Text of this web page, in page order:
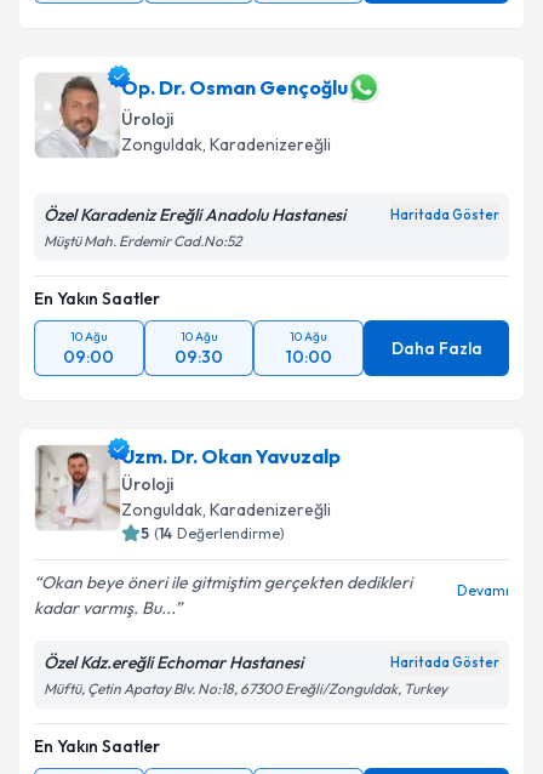
Op. Dr. Osman Gençoğlu
Üroloji
Zonguldak, Karadenizereğli
Özel Karadeniz Ereğli Anadolu Hastanesi Haritada Göster
Müştü Mah. Erdemir Cad.No:52
En Yakın Saatler
10 Ağu
09:00
10 Ağu
09:30
10 Ağu
10:00 Daha Fazla
Uzm. Dr. Okan Yavuzalp
Üroloji
Zonguldak, Karadenizereğli
5 (14 Değerlendirme)
Okan beye öneri ile gitmiştim gerçekten dedikleri
kadar varmış. Bu...
Devamı
Özel Kdz.ereğli Echomar Hastanesi Haritada Göster
Müftü, Çetin Apatay Blv. No:18, 67300 Ereğli/Zonguldak, Turkey
En Yakın Saatler